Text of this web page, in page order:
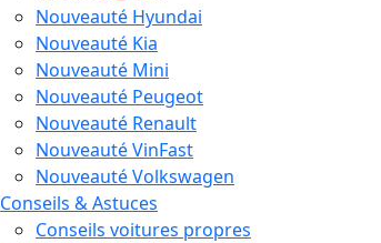
Nouveauté Hyundai
Nouveauté Kia
Nouveauté Mini
Nouveauté Peugeot
Nouveauté Renault
Nouveauté VinFast
Nouveauté Volkswagen
Conseils & Astuces
Conseils voitures propres